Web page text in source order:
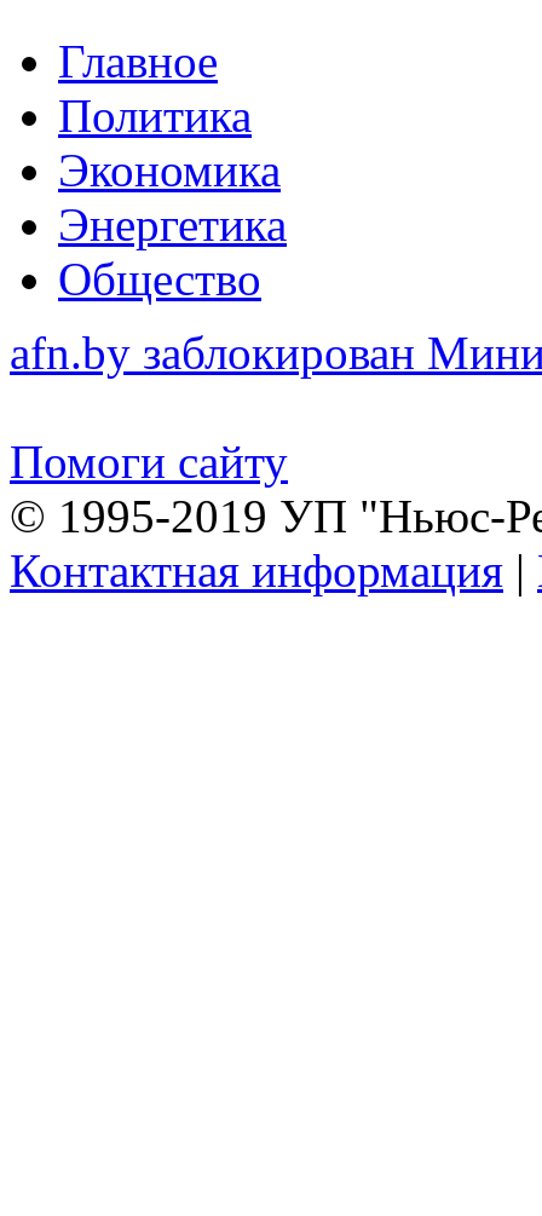
Главное
Политика
Экономика
Энергетика
Общество
afn.by заблокирован
Помоги сайту
© 1995-2019 УП "Ньюс-
Контактная информация |